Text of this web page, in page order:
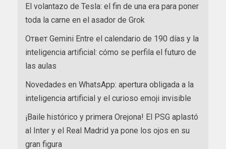
El volantazo de Tesla: el fin de una era para poner
toda la carne en el asador de Grok
Ответ Gemini Entre el calendario de 190 días y la
inteligencia artificial: cómo se perfila el futuro de
las aulas
Novedades en WhatsApp: apertura obligada a la
inteligencia artificial y el curioso emoji invisible
¡Baile histórico y primera Orejona! El PSG aplastó
al Inter y el Real Madrid ya pone los ojos en su
gran figura